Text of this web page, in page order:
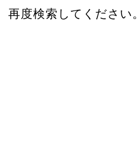
再度検索してください